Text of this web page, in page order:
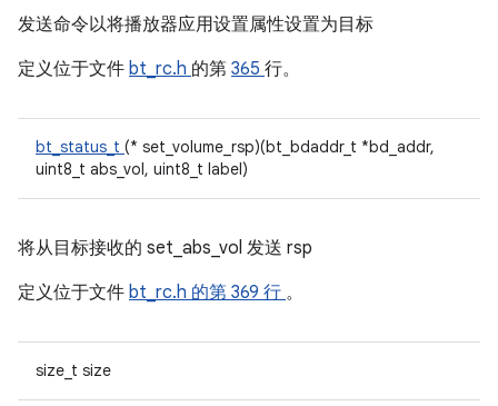
发送命令以将播放器应用设置属性设置为目标
定义位于文件 bt_rc.h 的第 365 行。
bt_status_t (* set_volume_rsp)(bt_bdaddr_t *bd_addr,
uint8_t abs_vol, uint8_t label)
将从目标接收的 set_abs_vol 发送 rsp
定义位于文件 bt_rc.h 的第 369 行 。
size_t size